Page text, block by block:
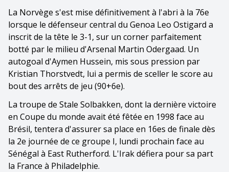
La Norvège s'est mise définitivement à l'abri à la 76e
lorsque le défenseur central du Genoa Leo Ostigard a
inscrit de la tête le 3-1, sur un corner parfaitement
botté par le milieu d'Arsenal Martin Odergaad. Un
autogoal d'Aymen Hussein, mis sous pression par
Kristian Thorstvedt, lui a permis de sceller le score au
bout des arrêts de jeu (90+6e).
La troupe de Stale Solbakken, dont la dernière victoire
en Coupe du monde avait été fêtée en 1998 face au
Brésil, tentera d'assurer sa place en 16es de finale dès
la 2e journée de ce groupe I, lundi prochain face au
Sénégal à East Rutherford. L'Irak défiera pour sa part
la France à Philadelphie.